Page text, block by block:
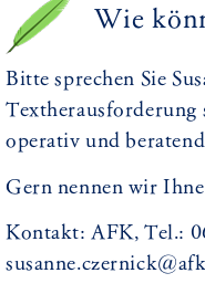
Wie
Bitte sprechen Sie
Textherausforderung
operativ und
Gern nennen wir
Kontakt: AFK, Tel.: